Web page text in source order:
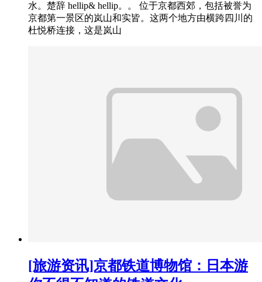
水。楚辞 hellip& hellip。。 位于京都西郊，包括被誉为
京都第一景区的岚山和实皆。这两个地方由横跨四川的
杜悦桥连接，这是岚山
[旅游资讯]京都铁道博物馆：日本游